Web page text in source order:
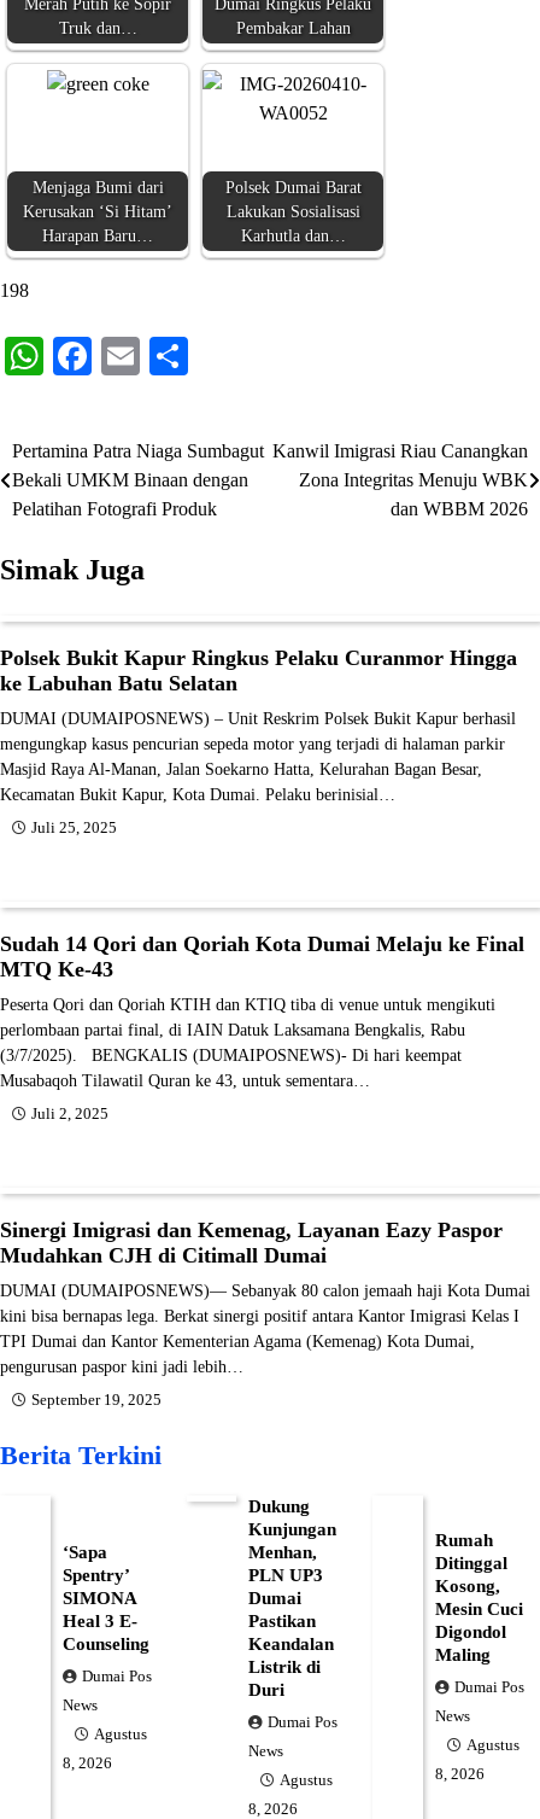
Truk dan…
Pembakar Lahan
Menjaga Bumi dari
Kerusakan ‘Si Hitam’
Harapan Baru…
Polsek Dumai Barat
Lakukan Sosialisasi
Karhutla dan…
198
WhatsApp
Facebook
Email
Navigasi
pos
Pertamina Patra Niaga Sumbagut
Bekali UMKM Binaan dengan
Pelatihan Fotografi Produk
Kanwil Imigrasi Riau Canangkan
Zona Integritas Menuju WBK
dan WBBM 2026
Simak Juga
Polsek Bukit Kapur Ringkus Pelaku Curanmor Hingga
ke Labuhan Batu Selatan
DUMAI (DUMAIPOSNEWS) – Unit Reskrim Polsek Bukit Kapur berhasil
mengungkap kasus pencurian sepeda motor yang terjadi di halaman parkir
Masjid Raya Al-Manan, Jalan Soekarno Hatta, Kelurahan Bagan Besar,
Kecamatan Bukit Kapur, Kota Dumai. Pelaku berinisial…
Juli 25, 2025
Sudah 14 Qori dan Qoriah Kota Dumai Melaju ke Final
MTQ Ke-43
Peserta Qori dan Qoriah KTIH dan KTIQ tiba di venue untuk mengikuti
perlombaan partai final, di IAIN Datuk Laksamana Bengkalis, Rabu
(3/7/2025). BENGKALIS (DUMAIPOSNEWS)- Di hari keempat
Musabaqoh Tilawatil Quran ke 43, untuk sementara…
Juli 2, 2025
Sinergi Imigrasi dan Kemenag, Layanan Eazy Paspor
Mudahkan CJH di Citimall Dumai
DUMAI (DUMAIPOSNEWS)— Sebanyak 80 calon jemaah haji Kota Dumai
kini bisa bernapas lega. Berkat sinergi positif antara Kantor Imigrasi Kelas I
TPI Dumai dan Kantor Kementerian Agama (Kemenag) Kota Dumai,
pengurusan paspor kini jadi lebih…
September 19, 2025
Berita Terkini
‘Sapa
Spentry’
SIMONA
Heal 3 E-
Counseling
Dumai Pos
News
Agustus
8, 2026
Dukung
Kunjungan
Menhan,
PLN UP3
Dumai
Pastikan
Keandalan
Listrik di
Duri
Dumai Pos
News
Agustus
8, 2026
Rumah
Ditinggal
Kosong,
Mesin Cuci
Digondol
Maling
Dumai Pos
News
Agustus
8, 2026